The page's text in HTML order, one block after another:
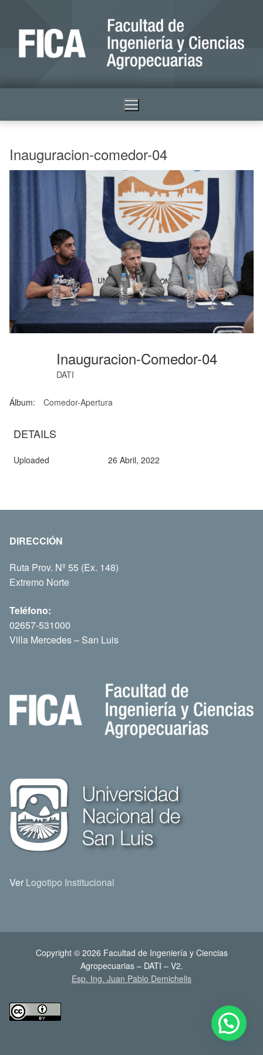
Inauguracion-comedor-04
Inauguracion-Comedor-04
DATI
Álbum: Comedor-Apertura
DETAILS
Uploaded 26 Abril, 2022
DIRECCIÓN
Ruta Prov. Nº 55 (Ex. 148)
Extremo Norte
Teléfono:
02657-531000
Villa Mercedes – San Luis
Ver Logotipo Institucional
Copyright © 2026 Facultad de Ingeniería y Ciencias
Agropecuarias – DATI – V2.
Esp. Ing. Juan Pablo Demichelis